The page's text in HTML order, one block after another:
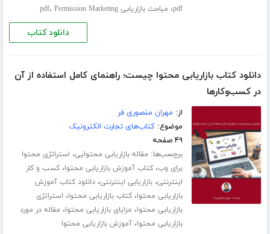
pdf، مباحث بازاریابی pdf ، Permission Marketing
دانلود کتاب
دانلود کتاب بازاریابی محتوا چیست؛ راهنمای کامل استفاده از آن
در کسب‌وکارها
از: مهران منصوری فر
موضوع:کتاب‌های تجارت الکترونیک
۴۹ صفحه
برچسب‌ها: مقاله بازاریابی محتوایی، استراتژی محتوا
برای وب،کتاب آموزش بازاریابی محتوا،کسب و کار
اینترنتی،بازاریابی اینترنتی،دانلود کتاب آموزش
بازاریابی محتوا،کتاب بازاریابی محتوا، استراتژی
بازاریابی محتوا، مزایای بازاریابی محتوا، مقاله در مورد
بازاریابی محتوا،آموزش بازاریابی محتوا